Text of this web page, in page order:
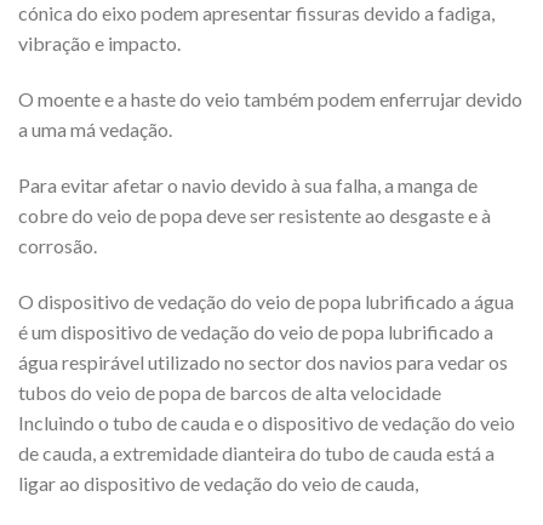
cónica do eixo podem apresentar fissuras devido a fadiga,
vibração e impacto.
O moente e a haste do veio também podem enferrujar devido
a uma má vedação.
Para evitar afetar o navio devido à sua falha, a manga de
cobre do veio de popa deve ser resistente ao desgaste e à
corrosão.
O dispositivo de vedação do veio de popa lubrificado a água
é um dispositivo de vedação do veio de popa lubrificado a
água respirável utilizado no sector dos navios para vedar os
tubos do veio de popa de barcos de alta velocidade
Incluindo o tubo de cauda e o dispositivo de vedação do veio
de cauda, a extremidade dianteira do tubo de cauda está a
ligar ao dispositivo de vedação do veio de cauda,